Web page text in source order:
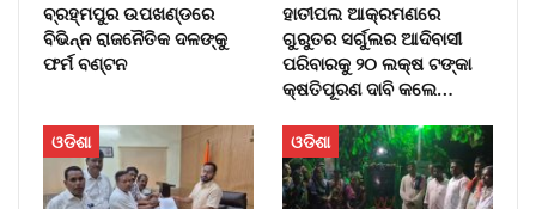
ବ୍ରହ୍ମପୁର ଉପଖଣ୍ଡରେ
ବିଭିନ୍ନ ରାଜନୈତିକ ଦଳଙ୍କୁ
ଫର୍ମ ବଣ୍ଟନ
ହାତୀପଲ ଆକ୍ରମଣରେ
ଗୁରୁତର ସର୍ଗୁଲର ଆଦିବାସୀ
ପରିବାରକୁ ୨୦ ଲକ୍ଷ ଟଙ୍କା
କ୍ଷତିପୂରଣ ଦାବି କଲେ…
ଓଡିଶା ଓଡିଶା